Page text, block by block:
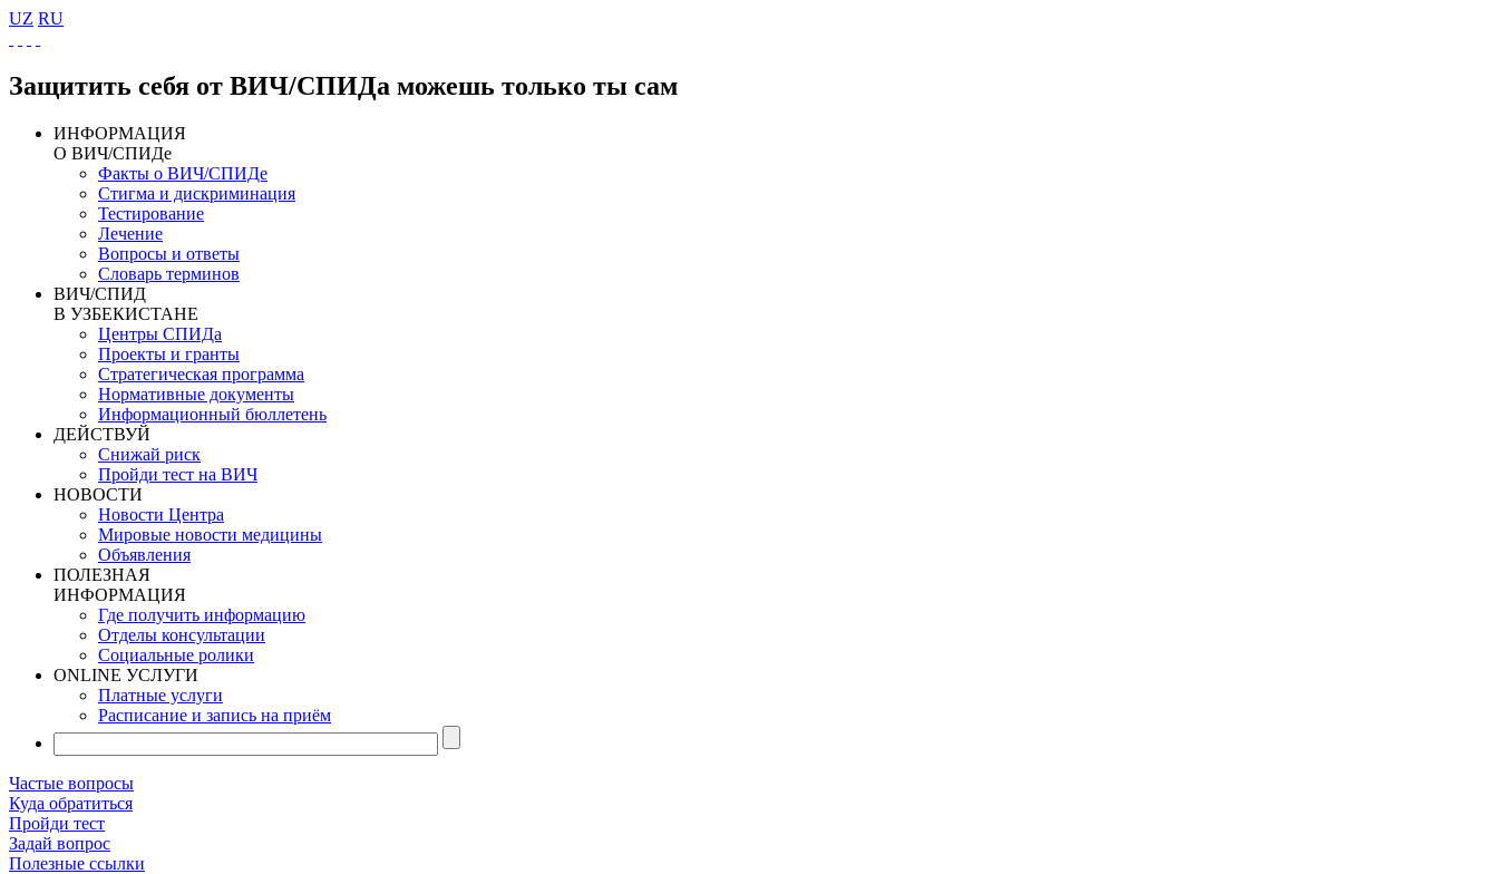
UZ RU
Защитить себя от ВИЧ/СПИДа можешь только ты сам
ИНФОРМАЦИЯ
О ВИЧ/СПИДе
Факты о ВИЧ/СПИДе
Стигма и дискриминация
Тестирование
Лечение
Вопросы и ответы
Словарь терминов
ВИЧ/СПИД
В УЗБЕКИСТАНЕ
Центры СПИДа
Проекты и гранты
Стратегическая программа
Нормативные документы
Информационный бюллетень
ДЕЙСТВУЙ
Снижай риск
Пройди тест на ВИЧ
НОВОСТИ
Новости Центра
Мировые новости медицины
Объявления
ПОЛЕЗНАЯ
ИНФОРМАЦИЯ
Где получить информацию
Отделы консультации
Социальные ролики
ONLINE УСЛУГИ
Платные услуги
Расписание и запись на приём
Частые вопросы
Куда обратиться
Пройди тест
Задай вопрос
Полезные ссылки